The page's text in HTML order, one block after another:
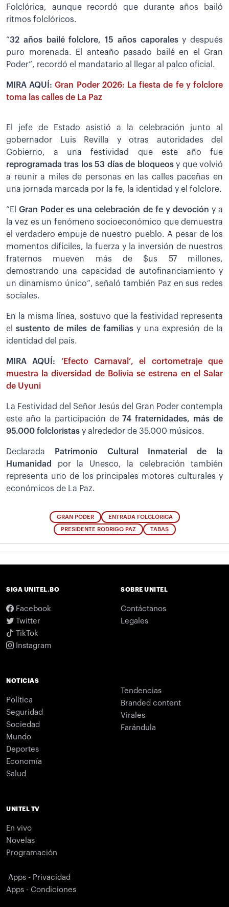
Folclórica, aunque recordó que durante años bailó
ritmos folclóricos.
“32 años bailé folclore, 15 años caporalesy después
puro morenada. El anteaño pasado bailé en el Gran
Poder”, recordó el mandatario al llegar al palco oficial.
MIRA AQUÍ:Gran Poder 2026: La fiesta de fe y folclore
toma las calles de La Paz
El jefe de Estado asistió a la celebración junto al
gobernador Luis Revilla y otras autoridades del
Gobierno, a una festividad que este año fue
reprogramada tras los 53 días de bloqueosy que volvió
a reunir a miles de personas en las calles paceñas en
una jornada marcada por la fe, la identidad y el folclore.
“ElGran Poder es una celebración de fe y devoción y a
la vez es un fenómeno socioeconómico que demuestra
el verdadero empuje de nuestro pueblo. A pesar de los
momentos difíciles, la fuerza y la inversión de nuestros
fraternos mueven más de $us 57 millones,
demostrando una capacidad de autofinanciamiento y
un dinamismo único”, señaló también Paz en sus redes
sociales.
En la misma línea, sostuvo que la festividad representa
elsustento de miles de familiasy una expresión de la
identidad del país.
MIRA AQUÍ: ‘Efecto Carnaval’, el cortometraje que
muestra la diversidad de Bolivia se estrena en el Salar
de Uyuni
La Festividad del Señor Jesús del Gran Poder contempla
este año la participación de74 fraternidades, más de
95.000 folcloristas y alrededor de 35.000 músicos.
Declarada Patrimonio Cultural Inmaterial de la
Humanidad
por la Unesco, la celebración también
representa uno de los principales motores culturales y
económicos de La Paz.
GRAN PODER ENTRADA FOLCLÓRICA
PRESIDENTE RODRIGO PAZ TABAS
SIGA UNITEL.BO
Facebook
Twitter
TikTok
Instagram
SOBRE UNITEL
Contáctanos
Legales
NOTICIAS
Política
Seguridad
Sociedad
Mundo
Deportes
Economía
Salud
Tendencias
Branded content
Virales
Farándula
UNITEL TV
En vivo
Novelas
Programación
Apps - Privacidad
Apps - Condiciones